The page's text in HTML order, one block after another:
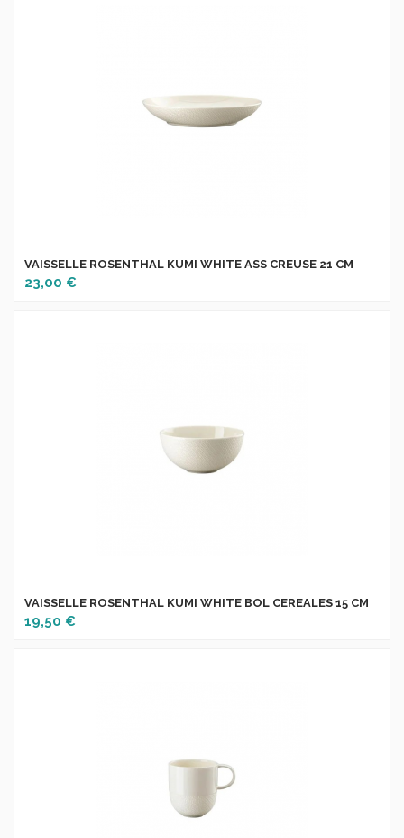
VAISSELLE ROSENTHAL KUMI WHITE ASS CREUSE 21 CM
23,00 €
VAISSELLE ROSENTHAL KUMI WHITE BOL CEREALES 15 CM
19,50 €